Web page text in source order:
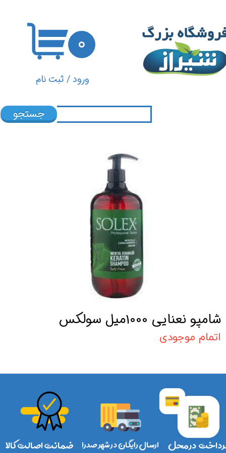
ورود/ ثبت نام
تغییر گذر واژه
سفارشات
۰
جستجو
شامپو نعنایی 1000میل سولکس
اتمام موجودی
ارسال رایگان در شهر صدرا در محل ضمانت اصالت کالا